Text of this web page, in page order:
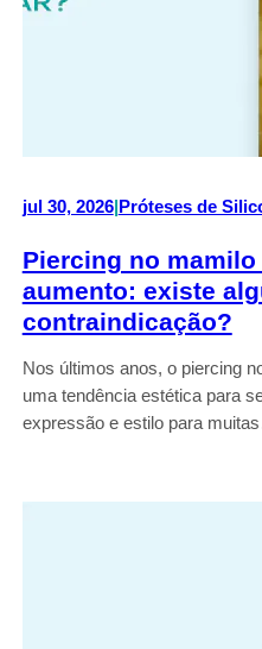
jul 30, 2026| Próteses de
Piercing no
aumento: existe
contraindicação?
Nos últimos anos, o piercing
uma tendência estética para
expressão e estilo para